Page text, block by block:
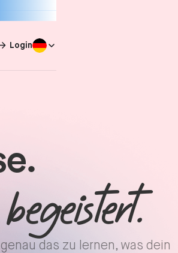
Login
begeistert.
das zu lernen, was dein